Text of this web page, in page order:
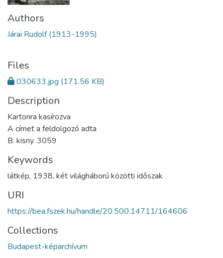
Authors
Járai Rudolf (1913-1995)
Files
030633.jpg (171.56 KB)
Description
Kartonra kasírozva
A címet a feldolgozó adta
B. kisny. 3059
Keywords
látkép, 1938, két világháború közötti időszak
URI
https://bea.fszek.hu/handle/20.500.14711/164606
Collections
Budapest-képarchívum